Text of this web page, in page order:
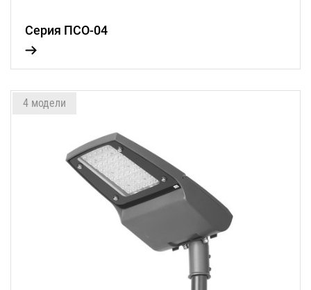
Серия ПСО-04
4 модели